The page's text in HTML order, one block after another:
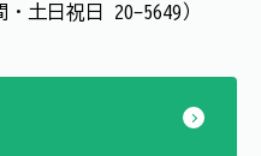
土日祝日 20-5649）